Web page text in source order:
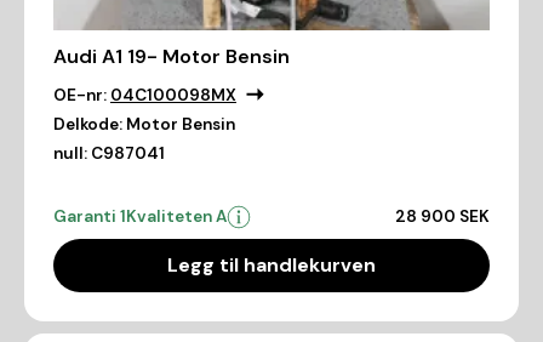
Audi A1 19- Motor Bensin
OE-nr: 04C100098MX
Delkode: Motor Bensin
null: C987041
Garanti 1Kvaliteten A 28 900 SEK
Legg til handlekurven